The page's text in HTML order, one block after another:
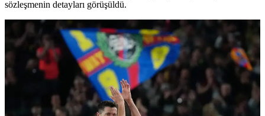
sözleşmenin detayları görüşüldü.